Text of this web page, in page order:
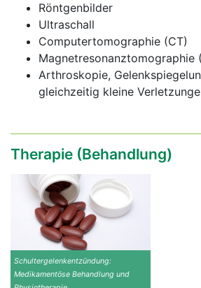
Röntgenbilder
Ultraschall
Computertomographie (CT)
Magnetresonanztomographie
Arthroskopie,
gleichzeitig kleine
Therapie (Behandlung)
Schultergelenkentzündung:
Medikamentöse Behandlung und